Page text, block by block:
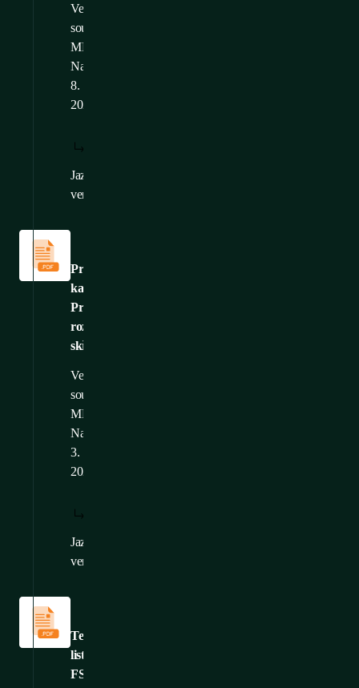
Velikost
souboru: 1,46
MB
Nahráno: 6.
8.
2026
Jazykové
verze:
Produktový
katalog:
Průmyslové
rozvaděčové
skříně
Katalogy
a
brožury
Velikost
souboru: 14,62
MB
Nahráno: 27.
3.
2025
Jazykové
verze:
Technický
list:
FSE
Technické
listy